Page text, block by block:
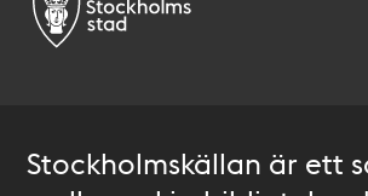
Stockholmskällan är ett